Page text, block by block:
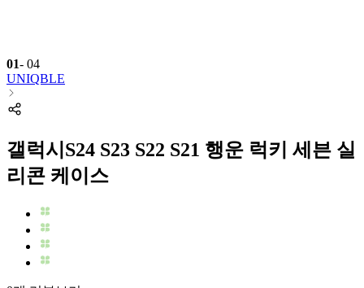
01- 04
UNIQBLE
갤럭시S24 S23 S22 S21 행운 럭키 세븐 실
리콘 케이스